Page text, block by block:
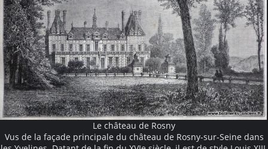
Le château de Rosny
Vus de la façade principale du château de Rosny-sur-Seine dans